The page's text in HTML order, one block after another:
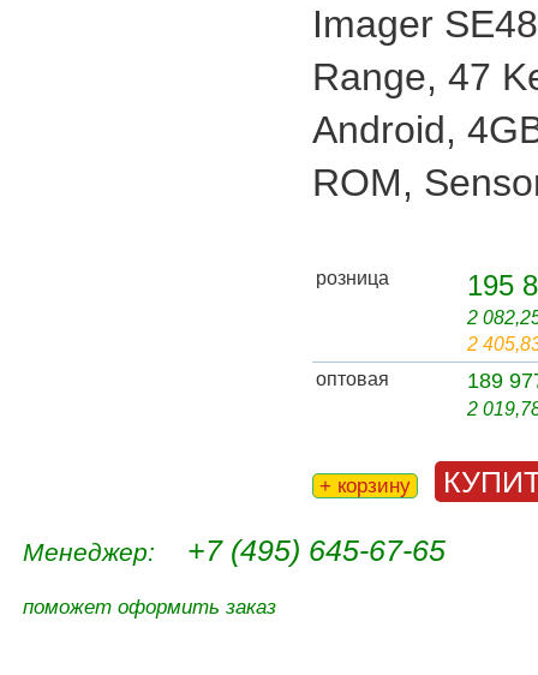
Imager
Range, 47
Android,
ROM,
розница 195
2
2
оптовая
189
2
+ корзину
Менеджер: +7 (495) 645-67-65
поможет оформить заказ